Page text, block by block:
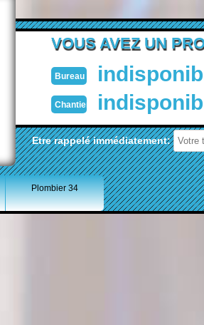
VOUS AVEZ UN
Bureau
Chantier
Etre rappelé immédiatement:
Plombier 34